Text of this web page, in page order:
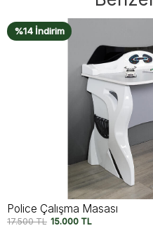
%14 İndirim
Police Çalışma Masası
17.500TL 15.000 TL